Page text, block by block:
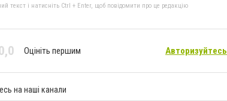
текст і натисніть Ctrl + Enter, щоб повідомити про це редакцію
Оцініть першим Авторизуйтесь
на наші канали